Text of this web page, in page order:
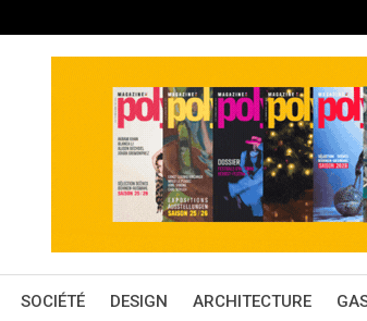
SOCIÉTÉ DESIGN ARCHITECTURE